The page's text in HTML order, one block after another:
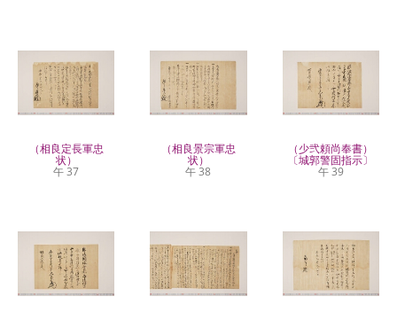
（相良定長軍忠
状）
午 37
（相良景宗軍忠
状）
午 38
（少弐頼尚奉書）
〔城郭警固指示〕
午 39